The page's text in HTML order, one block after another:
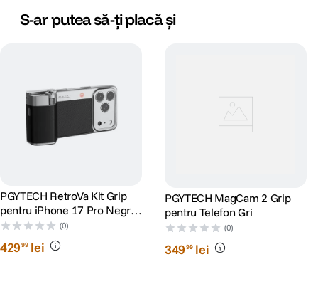
S-ar putea să-ți placă și
PGYTECH RetroVa Kit Grip
pentru iPhone 17 Pro Negru
Grafit
(0)
42999 lei
PGYTECH MagCam 2 Grip
pentru Telefon Gri
(0)
34999 lei